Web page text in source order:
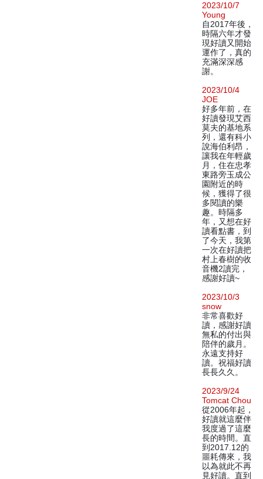
2023/10/7
Young
自2017年後，
時隔六年才發
現好讀又開始
運作了，真的
充滿深深感
謝。
2023/10/4
JOE
好多年前，在
好讀發現艾西
莫夫的基地系
列，還有科小
說海伯利昂，
讓我在年輕歲
月，住在忠孝
東路旁玉成公
園附近的時
候，獲得了很
多閱讀的樂
趣。時隔多
年，又想在好
讀看點書，到
了今天，我第
一次在好讀把
村上春樹的收
音機2讀完，
感謝好讀~
2023/10/3
snow
非常喜歡好
讀，感謝好讀
無私的付出與
陪伴的歲月。
永遠支持好
讀。祝福好讀
長長久久。
2023/9/24
Tomcat Chou
從2006年起，
好讀就這麼伴
我度過了這麼
長的時間。直
到2017.12的
噩耗傳來，我
以為就此不再
見好讀。直到